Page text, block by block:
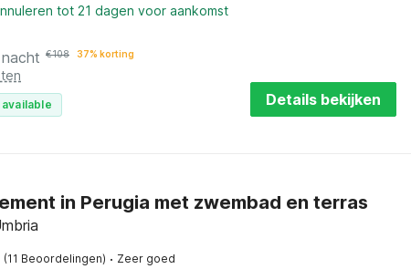
tot 21 dagen voor aankomst
€108 37% korting
Details bekijken
in Perugia met zwembad en terras
(11 Beoordelingen) · Zeer goed